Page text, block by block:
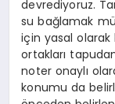
devrediyoruz.
su bağlamak
için yasal
ortakları
noter onaylı
konumu da